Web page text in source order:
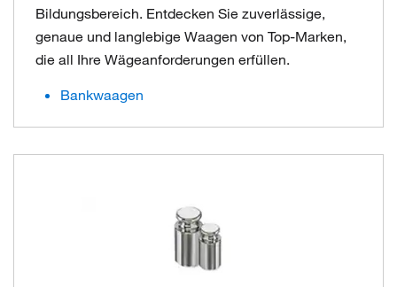
Bildungsbereich. Entdecken Sie zuverlässige,
genaue und langlebige Waagen von Top-Marken,
die all Ihre Wägeanforderungen erfüllen.
Bankwaagen